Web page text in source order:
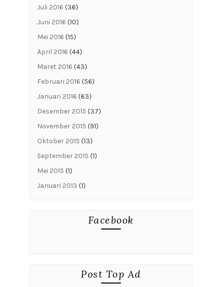
Juli 2016 (36)
Juni 2016 (10)
Mei 2016 (15)
April 2016 (44)
Maret 2016 (43)
Februari 2016 (56)
Januari 2016 (63)
Desember 2015 (37)
November 2015 (91)
Oktober 2015 (13)
September 2015 (1)
Mei 2015 (1)
Januari 2013 (1)
Facebook
Post Top Ad